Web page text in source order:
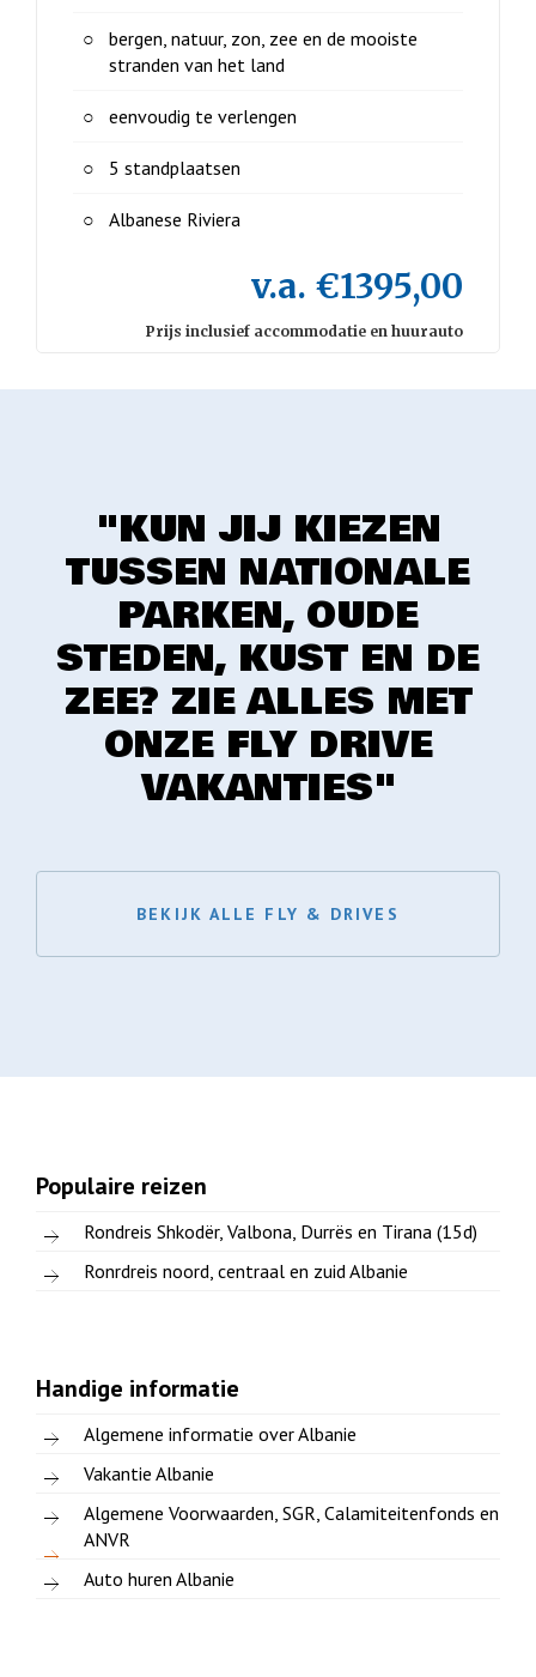
bergen, natuur, zon, zee en de mooiste
stranden van het land
eenvoudig te verlengen
5 standplaatsen
Albanese Riviera
v.a. €1395,00
Prijs inclusief accommodatie en huurauto
"KUN JIJ KIEZEN
TUSSEN NATIONALE
PARKEN, OUDE
STEDEN, KUST EN DE
ZEE? ZIE ALLES MET
ONZE FLY DRIVE
VAKANTIES"
BEKIJK ALLE FLY & DRIVES
Populaire reizen
Rondreis Shkodër, Valbona, Durrës en Tirana (15d)
Ronrdreis noord, centraal en zuid Albanie
Handige informatie
Algemene informatie over Albanie
Vakantie Albanie
Algemene Voorwaarden, SGR, Calamiteitenfonds en
ANVR
Auto huren Albanie